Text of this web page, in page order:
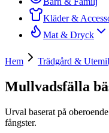
Kläder &
Mat & Dryck
Hem Trädgård &
Mullvadsfälla
Urval baserat på
fångster.